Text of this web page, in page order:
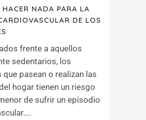
HACER NADA PARA LA
DE LOS
frente a aquellos
sedentarios, los
que pasean o realizan las
hogar tienen un riesgo
de sufrir un episodio